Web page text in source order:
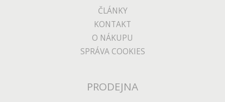
ČLÁNKY
KONTAKT
O NÁKUPU
SPRÁVA COOKIES
PRODEJNA